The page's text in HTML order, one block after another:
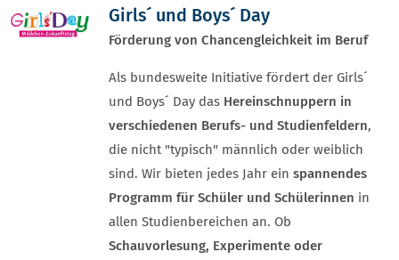
Girls´ und Boys´ Day
Förderung von Chancengleichkeit im Beruf
Als bundesweite Initiative fördert der Girls´
und Boys´ Day das Hereinschnuppern in
verschiedenen Berufs- und Studienfeldern,
die nicht "typisch" männlich oder weiblich
sind. Wir bieten jedes Jahr ein spannendes
Programm für Schüler und Schülerinnen in
allen Studienbereichen an. Ob
Schauvorlesung, Experimente oder